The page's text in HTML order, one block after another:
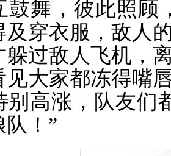
鼓舞，彼此照顾
及穿衣服，敌人
躲过敌人飞机，
见大家都冻得嘴
别高涨，队友们
！”